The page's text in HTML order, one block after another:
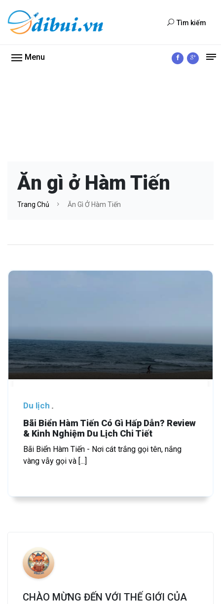
Tìm kiếm
Menu
Ăn gì ở Hàm Tiến
Trang Chủ Ăn Gì Ở Hàm Tiến
Du lịch
Bãi Biển Hàm Tiến Có Gì Hấp Dẫn? Review
& Kinh Nghiệm Du Lịch Chi Tiết
Bãi Biển Hàm Tiến - Nơi cát trắng gọi tên, nắng
vàng vẫy gọi và [...]
CHÀO MỪNG ĐẾN VỚI THẾ GIỚI CỦA